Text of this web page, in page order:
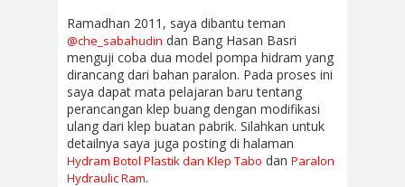
Ramadhan 2011, saya dibantu teman
@che_sabahudin dan Bang Hasan Basri
menguji coba dua model pompa hidram yang
dirancang dari bahan paralon. Pada proses ini
saya dapat mata pelajaran baru tentang
perancangan klep buang dengan modifikasi
ulang dari klep buatan pabrik. Silahkan untuk
detailnya saya juga posting di halaman
Hydram Botol Plastik dan Klep Tabo dan Paralon
Hydraulic Ram.